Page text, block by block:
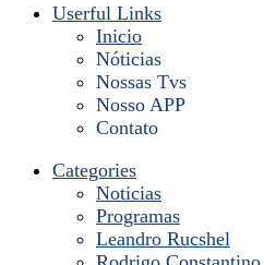
Userful Links
Inicio
Nóticias
Nossas Tvs
Nosso APP
Contato
Categories
Noticias
Programas
Leandro Rucshel